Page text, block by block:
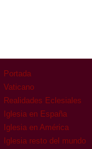
Portada
Vaticano
Realidades Eclesiales
Iglesia en España
Iglesia en América
Iglesia resto del mundo